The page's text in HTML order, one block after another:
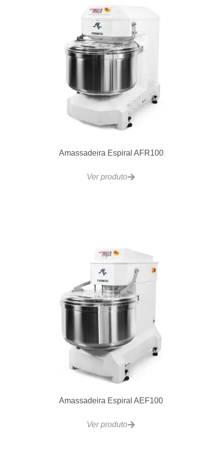
Amassadeira Espiral AFR100
Ver produto
Amassadeira Espiral AEF100
Ver produto